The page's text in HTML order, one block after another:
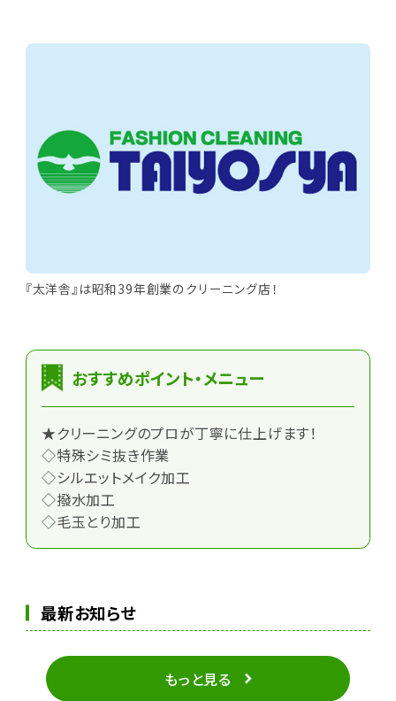
『太洋舎』は昭和39年創業のクリーニング店！
おすすめポイント・メニュー
★クリーニングのプロが丁寧に仕上げます！
◇特殊シミ抜き作業
◇シルエットメイク加工
◇撥水加工
◇毛玉とり加工
最新お知らせ
もっと見る